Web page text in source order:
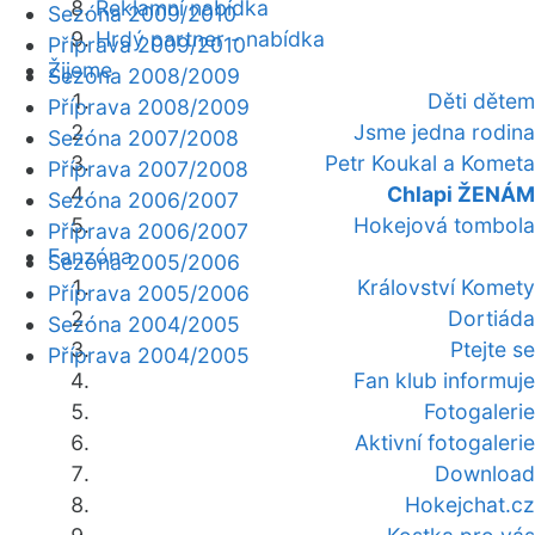
Reklamní nabídka
Hrdý partner - nabídka
Žijeme
Děti dětem
Jsme jedna rodina
Petr Koukal a Kometa
Chlapi ŽENÁM
Hokejová tombola
Fanzóna
Království Komety
Dortiáda
Ptejte se
Fan klub informuje
Fotogalerie
Aktivní fotogalerie
Download
Hokejchat.cz
Sezóna 2009/2010
Příprava 2009/2010
Sezóna 2008/2009
Příprava 2008/2009
Sezóna 2007/2008
Příprava 2007/2008
Sezóna 2006/2007
Příprava 2006/2007
Sezóna 2005/2006
Příprava 2005/2006
Sezóna 2004/2005
Příprava 2004/2005